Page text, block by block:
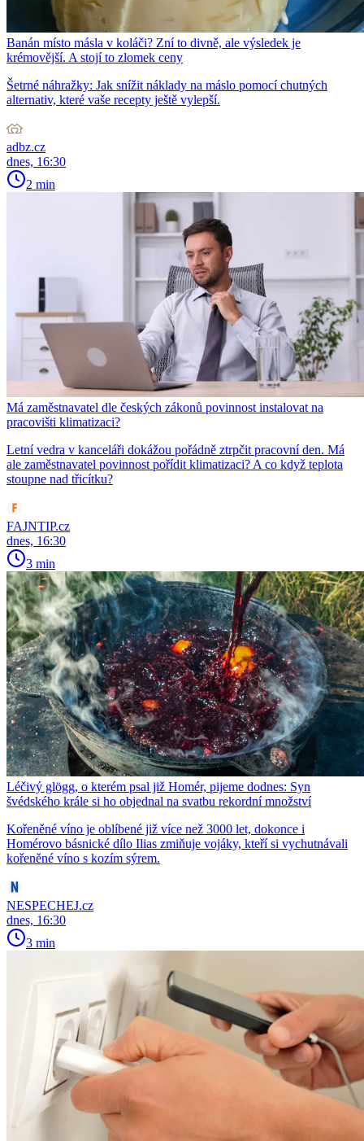
Banán místo másla v koláči? Zní to divně, ale výsledek je
krémovější. A stojí to zlomek ceny
Šetrné náhražky: Jak snížit náklady na máslo pomocí chutných
alternativ, které vaše recepty ještě vylepší.
adbz.cz
dnes, 16:30
2 min
Má zaměstnavatel dle českých zákonů povinnost instalovat na
pracovišti klimatizaci?
Letní vedra v kanceláři dokážou pořádně ztrpčit pracovní den. Má
ale zaměstnavatel povinnost pořídit klimatizaci? A co když teplota
stoupne nad třicítku?
FAJNTIP.cz
dnes, 16:30
3 min
Léčivý glögg, o kterém psal již Homér, pijeme dodnes: Syn
švédského krále si ho objednal na svatbu rekordní množství
Kořeněné víno je oblíbené již více než 3000 let, dokonce i
Homérovo básnické dílo Ilias zmiňuje vojáky, kteří si vychutnávali
kořeněné víno s kozím sýrem.
NESPECHEJ.cz
dnes, 16:30
3 min